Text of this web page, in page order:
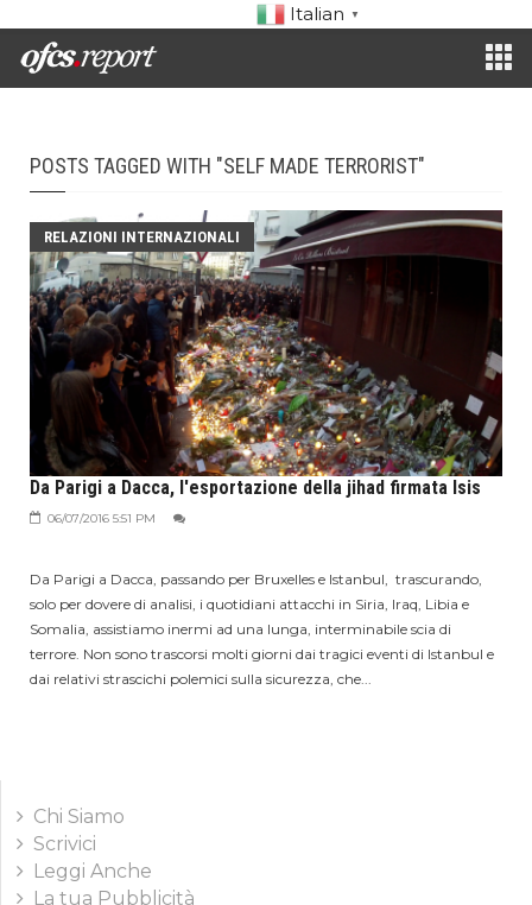
Italian ▼
POSTS TAGGED WITH "SELF MADE TERRORIST"
RELAZIONI INTERNAZIONALI
Da Parigi a Dacca, l'esportazione della jihad firmata Isis
06/07/2016 5:51 PM
Da Parigi a Dacca, passando per Bruxelles e Istanbul, trascurando,
solo per dovere di analisi, i quotidiani attacchi in Siria, Iraq, Libia e
Somalia, assistiamo inermi ad una lunga, interminabile scia di
terrore. Non sono trascorsi molti giorni dai tragici eventi di Istanbul e
dai relativi strascichi polemici sulla sicurezza, che...
Chi Siamo
Scrivici
Leggi Anche
La tua Pubblicità